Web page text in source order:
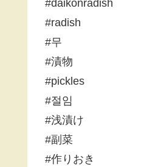
#daikonradish
#radish
#무
#漬物
#pickles
#절임
#浅漬け
#副菜
#作りおき